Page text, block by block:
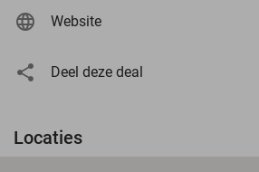
Website
Deel deze deal
Locaties